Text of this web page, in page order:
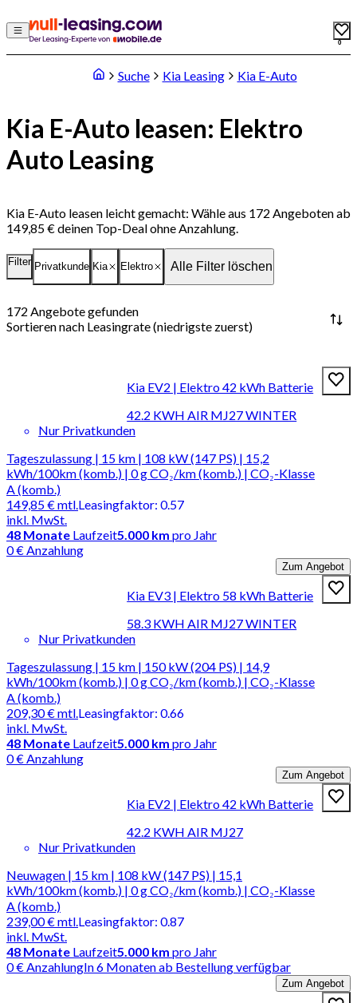
0
Suche Kia Leasing Kia E-Auto
Kia E-Auto leasen: Elektro
Auto Leasing
Kia E-Auto leasen leicht gemacht: Wähle aus 172 Angeboten ab
149,85 € deinen Top-Deal ohne Anzahlung.
Filter Privatkunde Kia Elektro Alle Filter löschen
172 Angebote gefunden
Sortieren nach Leasingrate (niedrigste zuerst)
Kia EV2 | Elektro 42 kWh Batterie
42.2 KWH AIR MJ27 WINTER
Nur Privatkunden
Tageszulassung | 15 km | 108 kW (147 PS) | 15,2
kWh/100km (komb.) | 0 g CO₂/km (komb.) | CO₂-Klasse
A (komb.)
149,85 €mtl.
inkl. MwSt.
Leasingfaktor: 0.57
48 Monate Laufzeit5.000 km pro Jahr
0 € Anzahlung
Zum Angebot
Kia EV3 | Elektro 58 kWh Batterie
58.3 KWH AIR MJ27 WINTER
Nur Privatkunden
Tageszulassung | 15 km | 150 kW (204 PS) | 14,9
kWh/100km (komb.) | 0 g CO₂/km (komb.) | CO₂-Klasse
A (komb.)
209,30 €mtl.
inkl. MwSt.
Leasingfaktor: 0.66
48 Monate Laufzeit5.000 km pro Jahr
0 € Anzahlung
Zum Angebot
Kia EV2 | Elektro 42 kWh Batterie
42.2 KWH AIR MJ27
Nur Privatkunden
Neuwagen | 15 km | 108 kW (147 PS) | 15,1
kWh/100km (komb.) | 0 g CO₂/km (komb.) | CO₂-Klasse
A (komb.)
239,00 €mtl.
inkl. MwSt.
Leasingfaktor: 0.87
48 Monate Laufzeit5.000 km pro Jahr
0 € AnzahlungIn 6 Monaten ab Bestellung verfügbar
Zum Angebot